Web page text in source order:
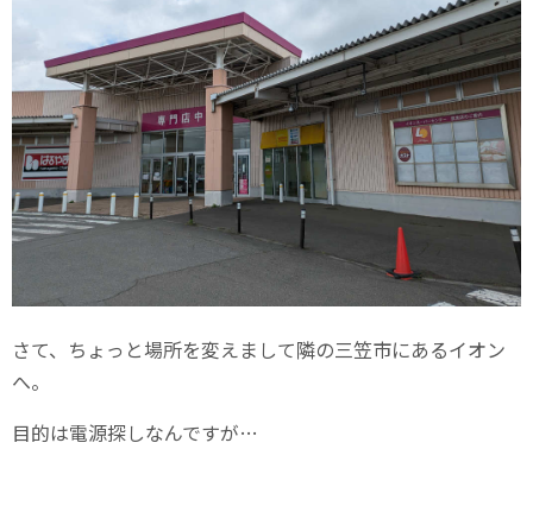
さて、ちょっと場所を変えまして隣の三笠市にあるイオン
へ。
目的は電源探しなんですが…